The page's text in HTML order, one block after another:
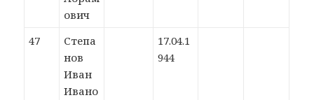
ович
47
Степа
нов
Иван
Ивано
17.04.1
944